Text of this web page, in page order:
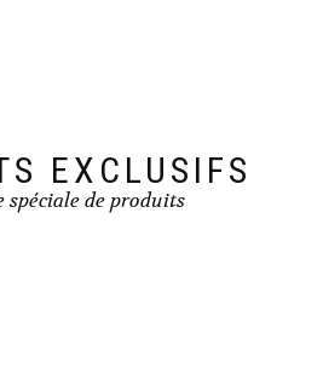
EXCLUSIFS
spéciale de produits